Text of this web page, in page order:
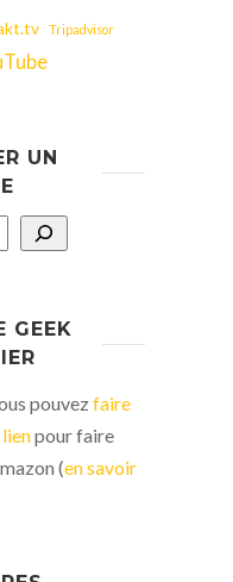
Tripadvisor
UN
GEEK
pouvezfaire
pour faire
(en savoir